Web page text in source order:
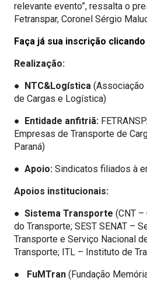
relevante evento”, ressalta o
Fetranspar, Coronel Sérgio
Faça já sua inscrição clicando
Realização:
●
NTC&Logística (Associação
de Cargas e Logística)
●
Entidade anfitriã:
Empresas de Transporte de
Paraná)
● Apoio: Sindicatos filiados à
Apoios institucionais:
● Sistema Transporte (CNT –
do Transporte; SEST SENAT –
Transporte e Serviço Nacional
Transporte; ITL – Instituto de
●
FuMTran (Fundação